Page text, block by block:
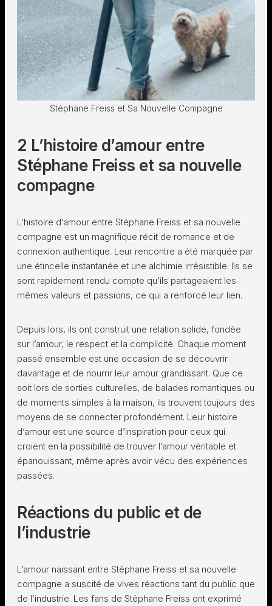
Stéphane Freiss et Sa Nouvelle Compagne
2 L’histoire d’amour entre
Stéphane Freiss et sa nouvelle
compagne
L’histoire d’amour entre Stéphane Freiss et sa nouvelle
compagne est un magnifique récit de romance et de
connexion authentique. Leur rencontre a été marquée par
une étincelle instantanée et une alchimie irrésistible. Ils se
sont rapidement rendu compte qu’ils partageaient les
mêmes valeurs et passions, ce qui a renforcé leur lien.
Depuis lors, ils ont construit une relation solide, fondée
sur l’amour, le respect et la complicité. Chaque moment
passé ensemble est une occasion de se découvrir
davantage et de nourrir leur amour grandissant. Que ce
soit lors de sorties culturelles, de balades romantiques ou
de moments simples à la maison, ils trouvent toujours des
moyens de se connecter profondément. Leur histoire
d’amour est une source d’inspiration pour ceux qui
croient en la possibilité de trouver l’amour véritable et
épanouissant, même après avoir vécu des expériences
passées.
Réactions du public et de
l’industrie
L’amour naissant entre Stéphane Freiss et sa nouvelle
compagne a suscité de vives réactions tant du public que
de l’industrie. Les fans de Stéphane Freiss ont exprimé